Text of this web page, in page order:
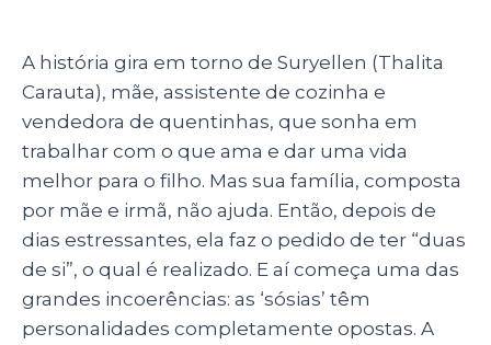
A história gira em torno de Suryellen (Thalita
Carauta), mãe, assistente de cozinha e
vendedora de quentinhas, que sonha em
trabalhar com o que ama e dar uma vida
melhor para o filho. Mas sua família, composta
por mãe e irmã, não ajuda. Então, depois de
dias estressantes, ela faz o pedido de ter “duas
de si”, o qual é realizado. E aí começa uma das
grandes incoerências: as ‘sósias’ têm
personalidades completamente opostas. A